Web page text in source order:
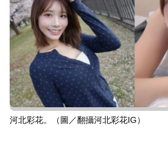
河北彩花。（圖／翻攝河北彩花IG）